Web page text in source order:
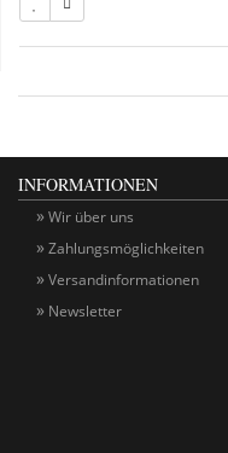
INFORMATIONEN
Wir über uns
Zahlungsmöglichkeiten
Versandinformationen
Newsletter